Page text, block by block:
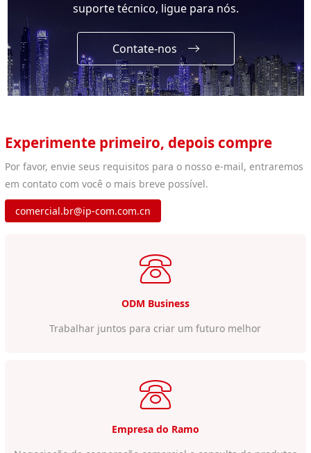
suporte técnico, ligue para nós.
Contate-nos
Experimente primeiro, depois compre
Por favor, envie seus requisitos para o nosso e-mail, entraremos
em contato com você o mais breve possível.
comercial.br@ip-com.com.cn
ODM Business
Trabalhar juntos para criar um futuro melhor
Empresa do Ramo